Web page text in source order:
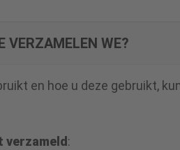
VERZAMELEN WE?
en hoe u deze gebruikt,
: